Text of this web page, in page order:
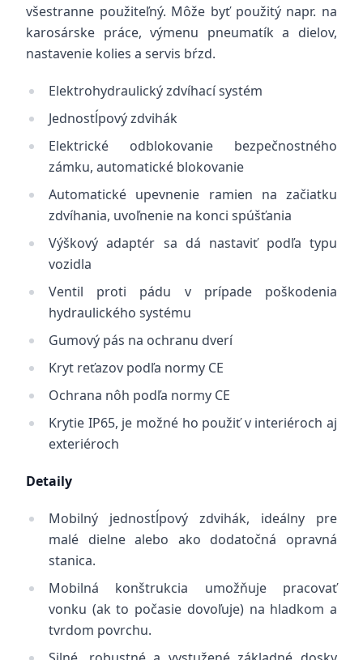
všestranne použiteľný. Môže byť použitý napr. na
karosárske práce, výmenu pneumatík a dielov,
nastavenie kolies a servis bŕzd.
Elektrohydraulický zdvíhací systém
Jednostĺpový zdvihák
Elektrické odblokovanie bezpečnostného
zámku, automatické blokovanie
Automatické upevnenie ramien na začiatku
zdvíhania, uvoľnenie na konci spúšťania
Výškový adaptér sa dá nastaviť podľa typu
vozidla
Ventil proti pádu v prípade poškodenia
hydraulického systému
Gumový pás na ochranu dverí
Kryt reťazov podľa normy CE
Ochrana nôh podľa normy CE
Krytie IP65, je možné ho použiť v interiéroch aj
exteriéroch
Detaily
Mobilný jednostĺpový zdvihák, ideálny pre
malé dielne alebo ako dodatočná opravná
stanica.
Mobilná konštrukcia umožňuje pracovať
vonku (ak to počasie dovoľuje) na hladkom a
tvrdom povrchu.